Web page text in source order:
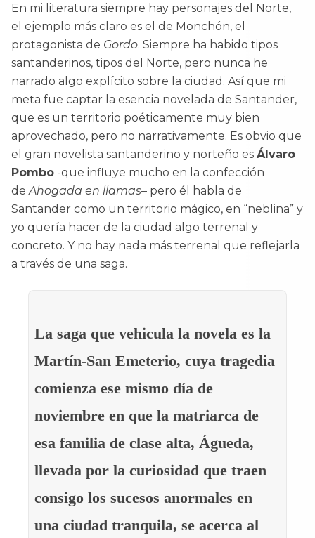
En mi literatura siempre hay personajes del Norte,
el ejemplo más claro es el de Monchón, el
protagonista de Gordo. Siempre ha habido tipos
santanderinos, tipos del Norte, pero nunca he
narrado algo explícito sobre la ciudad. Así que mi
meta fue captar la esencia novelada de Santander,
que es un territorio poéticamente muy bien
aprovechado, pero no narrativamente. Es obvio que
el gran novelista santanderino y norteño es Álvaro
Pombo -que influye mucho en la confección
deAhogada en llamas– pero él habla de
Santander como un territorio mágico, en “neblina” y
yo quería hacer de la ciudad algo terrenal y
concreto. Y no hay nada más terrenal que reflejarla
a través de una saga.
La saga que vehicula la novela es la
Martín-San Emeterio, cuya tragedia
comienza ese mismo día de
noviembre en que la matriarca de
esa familia de clase alta, Águeda,
llevada por la curiosidad que traen
consigo los sucesos anormales en
una ciudad tranquila, se acerca al